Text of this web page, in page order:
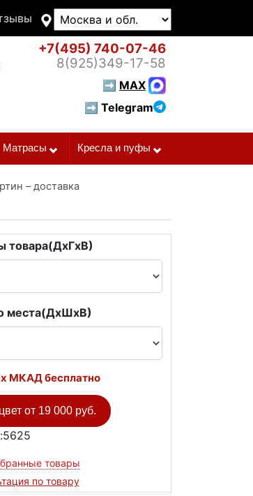
+7(495) 740-07-46
8(925)349-17-58
➡ MAX
➡ Telegram
Матрасы Кресла и пуфы
– доставка
товара(ДxГxВ)
места(ДxШxВ)
МКАД бесплатно
от 19 000 руб.
товары
по товару